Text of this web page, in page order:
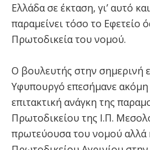
Ελλάδα σε έκταση, γι’ αυτό
παραμείνει τόσο το Εφετείο
Πρωτοδικεία του νομού.
Ο βουλευτής στην σημερινή
Υφυπουργό επεσήμανε ακόμη
επιτακτική ανάγκη της
Πρωτοδικείου της Ι.Π.
πρωτεύουσα του νομού αλλά